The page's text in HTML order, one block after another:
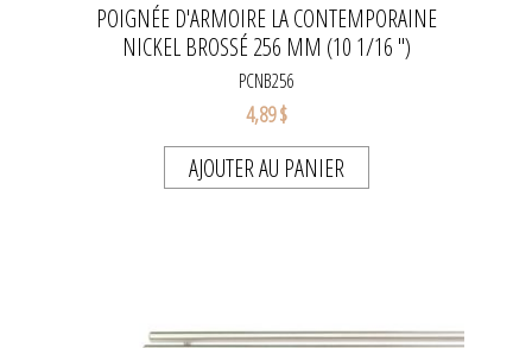
POIGNÉE D'ARMOIRE LA CONTEMPORAINE
NICKEL BROSSÉ 256 MM (10 1/16 ")
PCNB256
4,89 $
AJOUTER AU PANIER